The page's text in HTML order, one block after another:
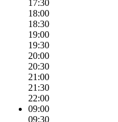
17:30
18:00
18:30
19:00
19:30
20:00
20:30
21:00
21:30
22:00
09:00
09:30